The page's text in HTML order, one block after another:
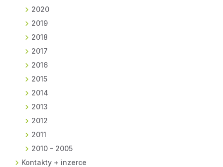
2020
2019
2018
2017
2016
2015
2014
2013
2012
2011
2010 - 2005
Kontakty + inzerce